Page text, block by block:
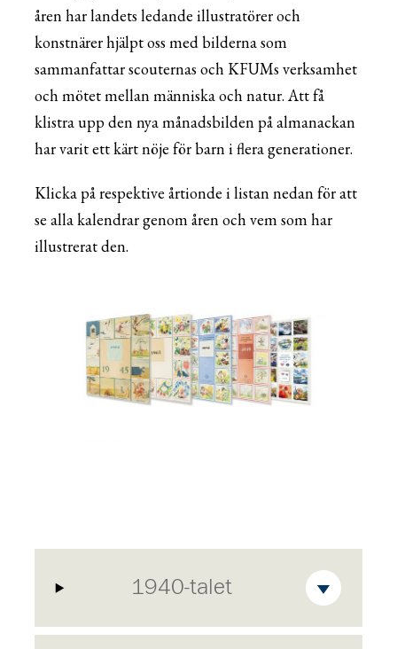
åren har landets ledande illustratörer och
konstnärer hjälpt oss med bilderna som
sammanfattar scouternas och KFUMs verksamhet
och mötet mellan människa och natur. Att få
klistra upp den nya månadsbilden på almanackan
har varit ett kärt nöje för barn i flera generationer.
Klicka på respektive årtionde i listan nedan för att
se alla kalendrar genom åren och vem som har
illustrerat den.
1940-talet